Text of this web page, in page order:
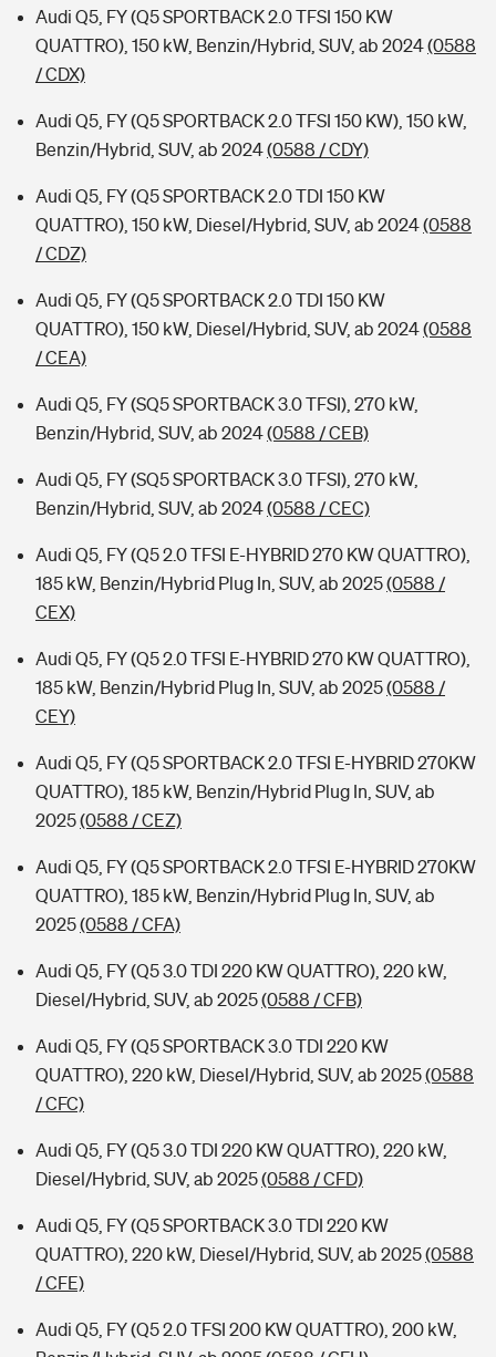
Audi Q5, FY (Q5 SPORTBACK 2.0 TFSI 150 KW
QUATTRO), 150 kW, Benzin/Hybrid, SUV, ab 2024(0588
/ CDX)
Audi Q5, FY (Q5 SPORTBACK 2.0 TFSI 150 KW), 150 kW,
Benzin/Hybrid, SUV, ab 2024(0588 / CDY)
Audi Q5, FY (Q5 SPORTBACK 2.0 TDI 150 KW
QUATTRO), 150 kW, Diesel/Hybrid, SUV, ab 2024(0588
/ CDZ)
Audi Q5, FY (Q5 SPORTBACK 2.0 TDI 150 KW
QUATTRO), 150 kW, Diesel/Hybrid, SUV, ab 2024(0588
/ CEA)
Audi Q5, FY (SQ5 SPORTBACK 3.0 TFSI), 270 kW,
Benzin/Hybrid, SUV, ab 2024(0588 / CEB)
Audi Q5, FY (SQ5 SPORTBACK 3.0 TFSI), 270 kW,
Benzin/Hybrid, SUV, ab 2024(0588 / CEC)
Audi Q5, FY (Q5 2.0 TFSI E-HYBRID 270 KW QUATTRO),
185 kW, Benzin/Hybrid Plug In, SUV, ab 2025(0588 /
CEX)
Audi Q5, FY (Q5 2.0 TFSI E-HYBRID 270 KW QUATTRO),
185 kW, Benzin/Hybrid Plug In, SUV, ab 2025(0588 /
CEY)
Audi Q5, FY (Q5 SPORTBACK 2.0 TFSI E-HYBRID 270KW
QUATTRO), 185 kW, Benzin/Hybrid Plug In, SUV, ab
2025(0588 / CEZ)
Audi Q5, FY (Q5 SPORTBACK 2.0 TFSI E-HYBRID 270KW
QUATTRO), 185 kW, Benzin/Hybrid Plug In, SUV, ab
2025(0588 / CFA)
Audi Q5, FY (Q5 3.0 TDI 220 KW QUATTRO), 220 kW,
Diesel/Hybrid, SUV, ab 2025(0588 / CFB)
Audi Q5, FY (Q5 SPORTBACK 3.0 TDI 220 KW
QUATTRO), 220 kW, Diesel/Hybrid, SUV, ab 2025(0588
/ CFC)
Audi Q5, FY (Q5 3.0 TDI 220 KW QUATTRO), 220 kW,
Diesel/Hybrid, SUV, ab 2025(0588 / CFD)
Audi Q5, FY (Q5 SPORTBACK 3.0 TDI 220 KW
QUATTRO), 220 kW, Diesel/Hybrid, SUV, ab 2025(0588
/ CFE)
Audi Q5, FY (Q5 2.0 TFSI 200 KW QUATTRO), 200 kW,